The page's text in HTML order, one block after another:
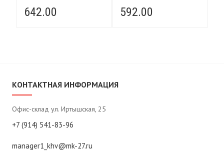
642.00
LIFTING
592.00
КОНТАКТНАЯ ИНФОРМАЦИЯ
Офис-склад ул. Иртышская, 25
+7 (914) 541-83-96
manager1_khv@mk-27.ru